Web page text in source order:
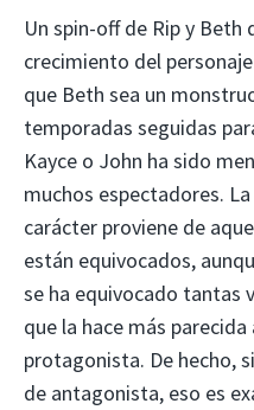
Un spin-off de Rip y Beth
crecimiento del
que Beth sea un
temporadas seguidas
Kayce o John ha sido
muchos espectadores.
carácter proviene de
están equivocados,
se ha equivocado tantas
que la hace más
protagonista. De hecho,
de antagonista, eso es